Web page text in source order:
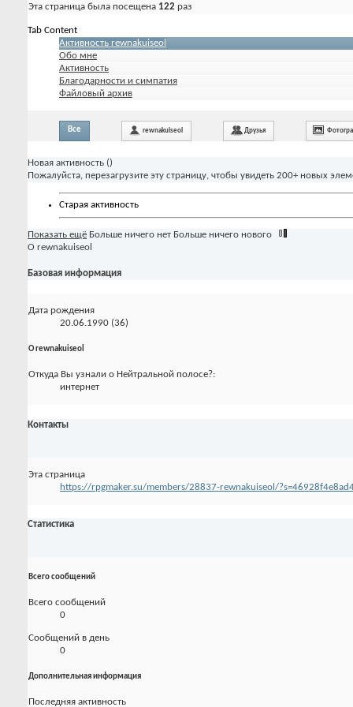
Эта страница была посещена 122 раз
Tab Content
Активность rewnakuiseol
Обо мне
Активность
Благодарности и симпатия
Файловый архив
Все rewnakuiseol Друзья
Новая активность ()
Пожалуйста, перезагрузите эту страницу, чтобы увидеть 200+ новых
Старая активность
Показать ещё Больше ничего нет Больше ничего нового
О rewnakuiseol
Базовая информация
Дата рождения
20.06.1990 (36)
О rewnakuiseol
Откуда Вы узнали о Нейтральной полосе?:
интернет
Контакты
Эта страница
https://rpgmaker.su/members/28837-rewnakuiseol/
Статистика
Всего сообщений
Всего сообщений
0
Сообщений в день
0
Дополнительная информация
Последняя активность